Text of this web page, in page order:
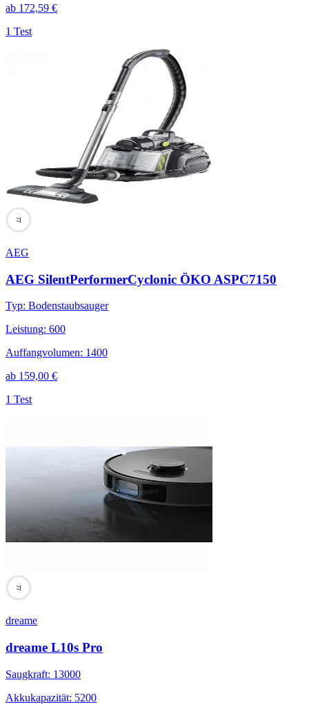
ab 172,59 €
1 Test
77
AEG
AEG SilentPerformerCyclonic ÖKO ASPC7150
Typ: Bodenstaubsauger
Leistung: 600
Auffangvolumen: 1400
ab 159,00 €
1 Test
77
dreame
dreame L10s Pro
Saugkraft: 13000
Akkukapazität: 5200